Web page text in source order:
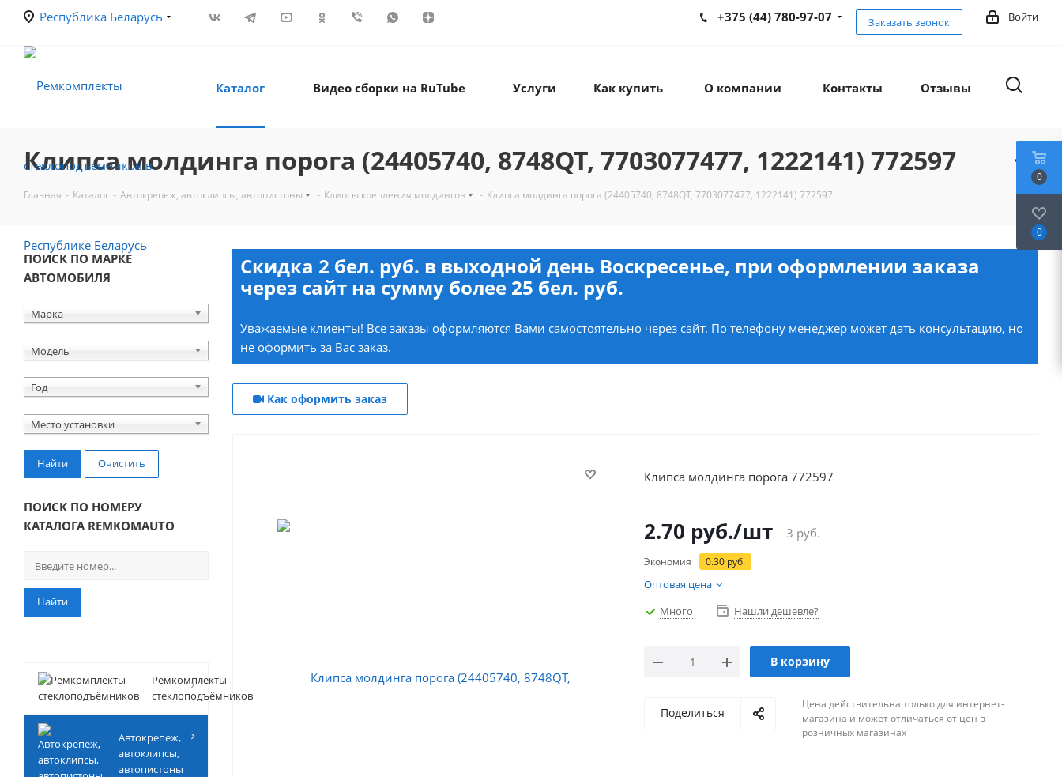
Республика Беларусь Войти
+375 (44) 780-97-07 Заказать звонок
Каталог Видео сборки на RuTube Услуги Как купить О компании Контакты Отзывы
Клипса молдинга порога (24405740, 8748QT, 7703077477, 1222141) 772597
Главная - Каталог - Автокрепеж, автоклипсы, автопистоны - Клипсы крепления молдингов - Клипса молдинга порога (24405740, 8748QT, 7703077477, 1222141) 772597
ПОИСК ПО МАРКЕ
АВТОМОБИЛЯ
Марка
Модель
Год
Место установки
Найти Очистить
ПОИСК ПО НОМЕРУ
КАТАЛОГА REMKOMAUTO
Найти
Ремкомплекты
стеклоподъёмников
Автокрепеж,
автоклипсы,
автопистоны
Скидка 2 бел. руб. в выходной день Воскресенье, при оформлении заказа
через сайт на сумму более 25 бел. руб.
Уважаемые клиенты! Все заказы оформляются Вами самостоятельно через сайт. По телефону менеджер может дать консультацию, но
не оформить за Вас заказ.
Как оформить заказ
Клипса молдинга порога 772597
2.70 руб./шт 3руб.
Экономия 0.30 руб.
Оптовая цена
Много
Нашли дешевле?
В корзину
Поделиться
Цена действительна только для интернет-
магазина и может отличаться от цен в
розничных магазинах
0
0